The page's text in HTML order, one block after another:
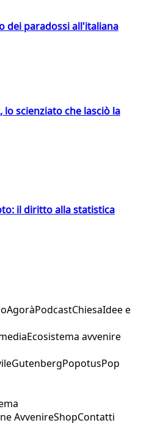
dei paradossi all'italiana
lo scienziato che lasciò la
il diritto alla statistica
AgoràPodcastChiesaIdee e
Ecosistema avvenire
GutenbergPopotusPop
AvvenireShopContatti